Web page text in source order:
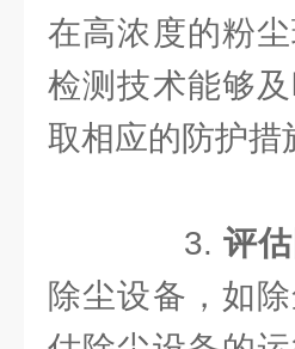
在高浓度的粉
检测技术能够
取相应的防护措
3.评
除尘设备，如